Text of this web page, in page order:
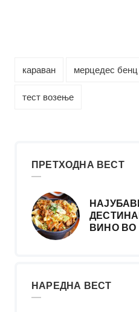
караван мерцедес бенц
тест возење
ПРЕТХОДНА ВЕСТ
ВИНО ВО
НАРЕДНА ВЕСТ